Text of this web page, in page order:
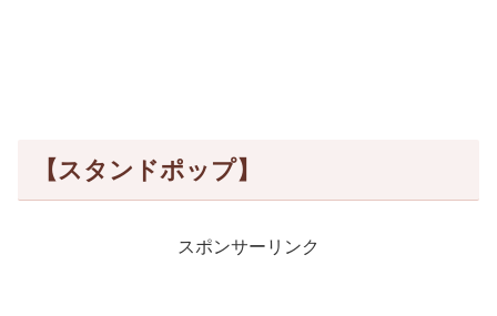
【スタンドポップ】
スポンサーリンク